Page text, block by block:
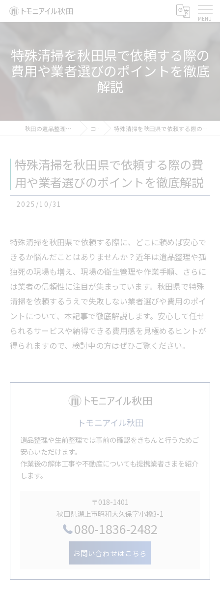
特殊清掃を秋田県で依頼する際の
費用や業者選びのポイントを徹底
解説
秋田の遺品整理ならトモニアイル秋田 コラム 特殊清掃を秋田県で依頼する際の費用や業者選びのポイントを徹底解説
特殊清掃を秋田県で依頼する際の費
用や業者選びのポイントを徹底解説
2025/10/31
特殊清掃を秋田県で依頼する際に、どこに頼めば安心で
きるか悩んだことはありませんか？近年は遺品整理や孤
独死の現場も増え、現場の衛生管理や作業手順、さらに
は業者の信頼性に注目が集まっています。秋田県で特殊
清掃を依頼するうえで失敗しない業者選びや費用のポイ
ントについて、本記事で徹底解説します。安心して任せ
られるサービスや納得できる費用感を見極めるヒントが
得られますので、検討中の方はぜひご覧ください。
トモニアイル秋田
遺品整理や生前整理では事前の確認をきちんと行うためご
安心いただけます。
作業後の解体工事や不動産についても提携業者さまを紹介
します。
〒018-1401
秋田県潟上市昭和大久保字小橋3-1
080-1836-2482
お問い合わせはこちら